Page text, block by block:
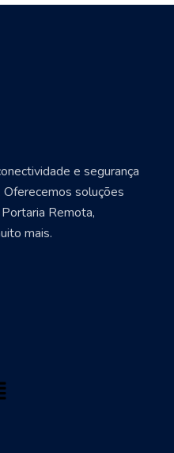
e segurança
soluções
Remota,
mais.